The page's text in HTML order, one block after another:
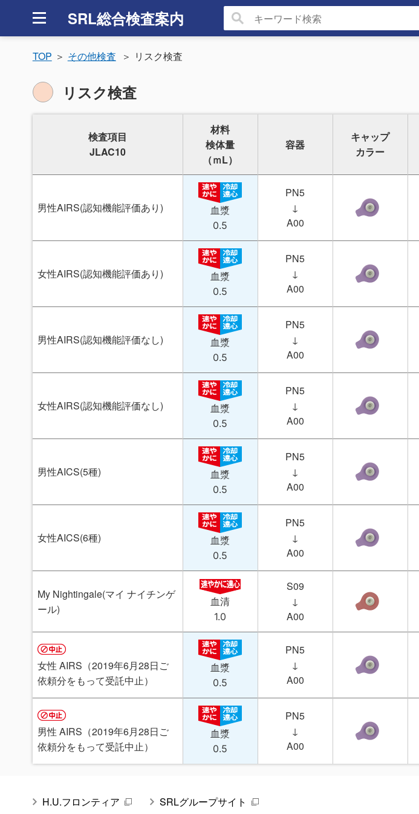
SRL総合検査案内
TOP その他検査 リスク検査
リスク検査
検査項目
JLAC10
材料
検体量
（ｍL）
容器
キャップ
カラー
男性AIRS(認知機能評価あり)
血漿
0.5
PN5
↓
A00
女性AIRS(認知機能評価あり)
血漿
0.5
PN5
↓
A00
男性AIRS(認知機能評価なし)
血漿
0.5
PN5
↓
A00
女性AIRS(認知機能評価なし)
血漿
0.5
PN5
↓
A00
男性AICS(5種)
血漿
0.5
PN5
↓
A00
女性AICS(6種)
血漿
0.5
PN5
↓
A00
My Nightingale(マイ ナイチンゲ
ール)
血清
1.0
S09
↓
A00
女性 AIRS（2019年6月28日ご
依頼分をもって受託中止）
血漿
0.5
PN5
↓
A00
男性 AIRS（2019年6月28日ご
依頼分をもって受託中止）
血漿
0.5
PN5
↓
A00
H.U.フロンティア SRLグループサイト